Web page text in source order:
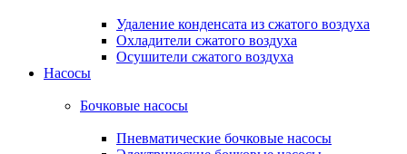
Удаление конденсата из сжатого воздуха
Охладители сжатого воздуха
Осушители сжатого воздуха
Насосы
Бочковые насосы
Пневматические бочковые насосы